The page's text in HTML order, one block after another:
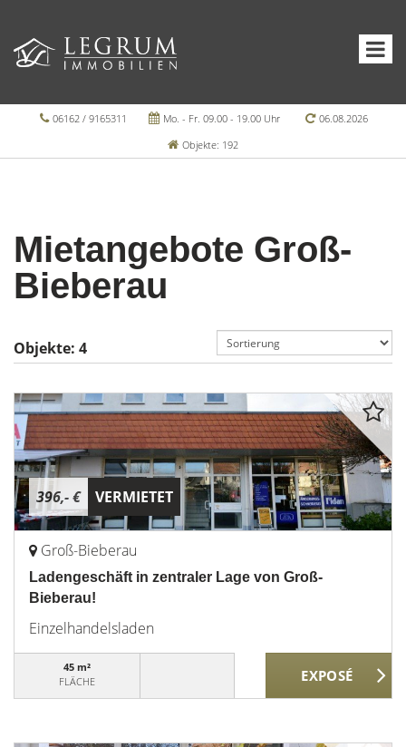
06162 / 9165311 Mo. - Fr. 09.00 - 19.00 Uhr
06.08.2026
Objekte: 192
Mietangebote Groß-
Bieberau
Objekte: 4
396,- € VERMIETET
Groß-Bieberau
Ladengeschäft in zentraler Lage von Groß-
Bieberau!
Einzelhandelsladen
45 m²
FLÄCHE